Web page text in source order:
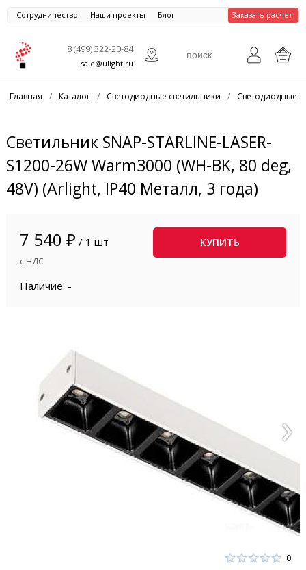
Сотрудничество Наши проекты Блог Заказать расчет
8 (499) 322-20-84
sale@ulight.ru
Главная / Каталог / Светодиодные светильники / Светодиодные
Светильник SNAP-STARLINE-LASER-
S1200-26W Warm3000 (WH-BK, 80 deg,
48V) (Arlight, IP40 Металл, 3 года)
7 540 ₽ / 1 шт
с НДС
КУПИТЬ
Наличие: -
0